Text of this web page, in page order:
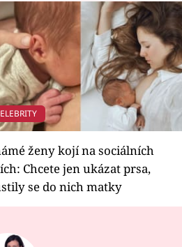
ženy kojí na sociálních
Chcete jen ukázat prsa,
se do nich matky